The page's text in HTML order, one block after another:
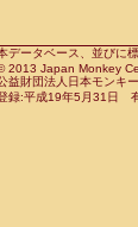
Cebidae
Cebidae
Cebidae
データベース、並びに
2013 Japan Monkey
益財団法人日本モン
録:平成19年5月31日